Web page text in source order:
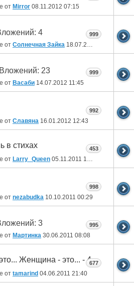
от Mirror 08.11.2012 07:15
от Солнечная Зайка 18.07.2012
999
от Васаби 14.07.2012 11:45
999
от Славяна 16.01.2012 12:43
992
в стихах
от Larry_Queen 05.11.2011 15:19
453
от nezabudka 10.10.2011 00:29
998
от Мартинка 30.06.2011 08:08
995
Женщина - это... - 4
от tamarind 04.06.2011 21:40
677